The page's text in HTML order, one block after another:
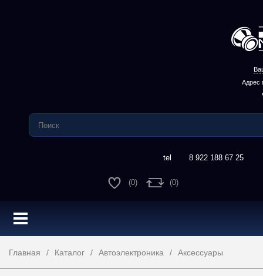
Адрес
8 922 188 67 25
(0) (0)
Главная Каталог Автоэлектроника Аксессуары